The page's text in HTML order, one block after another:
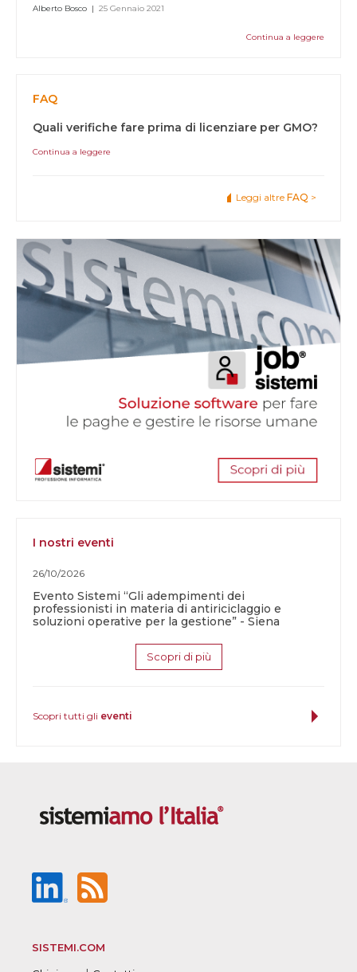
Alberto Bosco | 25 Gennaio 2021
Continua a leggere
FAQ
Quali verifiche fare prima di licenziare per GMO?
Continua a leggere
Leggi altre FAQ >
I nostri eventi
26/10/2026
Evento Sistemi “Gli adempimenti dei
professionisti in materia di antiriciclaggio e
soluzioni operative per la gestione” - Siena
Scopri di più
Scopri tutti gli eventi
SISTEMI.COM